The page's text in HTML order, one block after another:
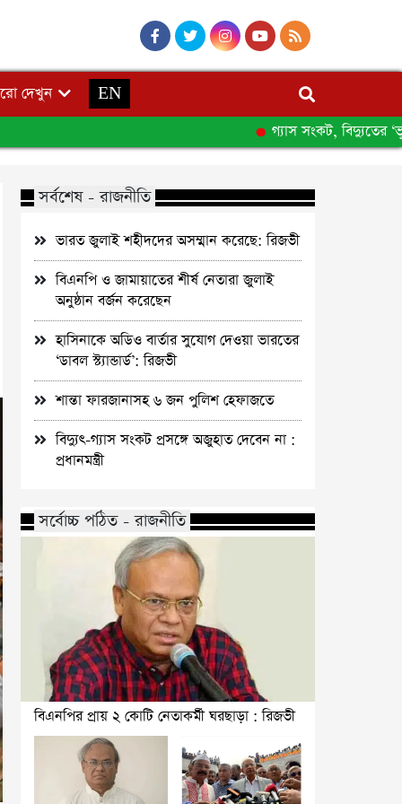
দেখুন
EN
গ্যাস সংকট, বিদ্যুতের
সর্বশেষ - রাজনীতি
ভারত জুলাই শহীদদের অসম্মান করেছে: রিজভী
বিএনপি ও জামায়াতের শীর্ষ নেতারা জুলাই
অনুষ্ঠান বর্জন করেছেন
হাসিনাকে অডিও বার্তার সুযোগ দেওয়া ভারতের
‘ডাবল স্ট্যান্ডার্ড’: রিজভী
শান্তা ফারজানাসহ ৬ জন পুলিশ হেফাজতে
বিদ্যুৎ-গ্যাস সংকট প্রসঙ্গে অজুহাত দেবেন না :
প্রধানমন্ত্রী
সর্বোচ্চ পঠিত - রাজনীতি
বিএনপির প্রায় ২ কোটি নেতাকর্মী ঘরছাড়া : রিজভী